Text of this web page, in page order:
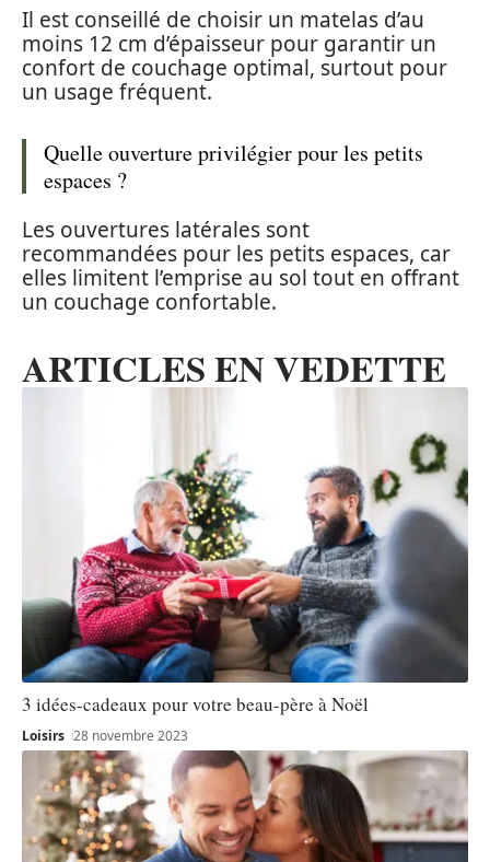
Il est conseillé de choisir un matelas d’au
moins 12 cm d’épaisseur pour garantir un
confort de couchage optimal, surtout pour
un usage fréquent.
Quelle ouverture privilégier pour les petits
espaces ?
Les ouvertures latérales sont
recommandées pour les petits espaces, car
elles limitent l’emprise au sol tout en offrant
un couchage confortable.
ARTICLES EN VEDETTE
3 idées-cadeaux pour votre beau-père à Noël
Loisirs 28 novembre 2023